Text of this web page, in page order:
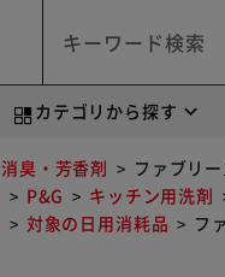
カテゴリから探す
消臭・芳香剤
ファブリ
P&G キッチン用洗剤
対象の日用消耗品 フ